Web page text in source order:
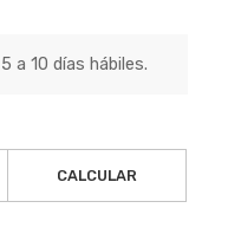
a 10 días hábiles.
CALCULAR